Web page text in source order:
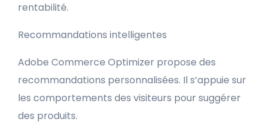
rentabilité.
Recommandations intelligentes
Adobe Commerce Optimizer propose des
recommandations personnalisées. Il s’appuie sur
les comportements des visiteurs pour suggérer
des produits.